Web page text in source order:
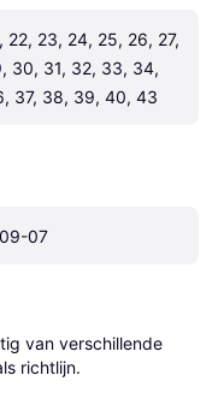
22, 23, 24, 25, 26, 27,
30, 31, 32, 33, 34,
37, 38, 39, 40, 43
07
van verschillende
richtlijn.